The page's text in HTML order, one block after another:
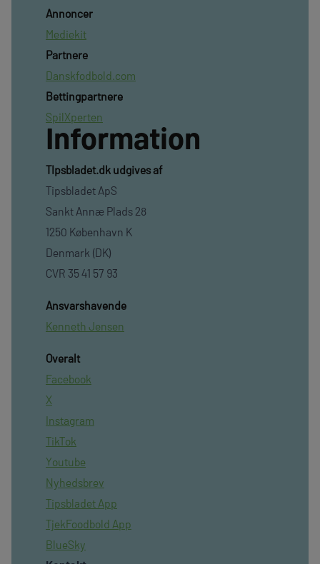
Annoncer
Mediekit
Partnere
Danskfodbold.com
Bettingpartnere
SpilXperten
Information
TIpsbladet.dk udgives af
Tipsbladet ApS
Sankt Annæ Plads 28
1250 København K
Denmark (DK)
CVR 35 41 57 93
Ansvarshavende
Kenneth Jensen
Overalt
Facebook
X
Instagram
TikTok
Youtube
Nyhedsbrev
Tipsbladet App
TjekFoodbold App
BlueSky